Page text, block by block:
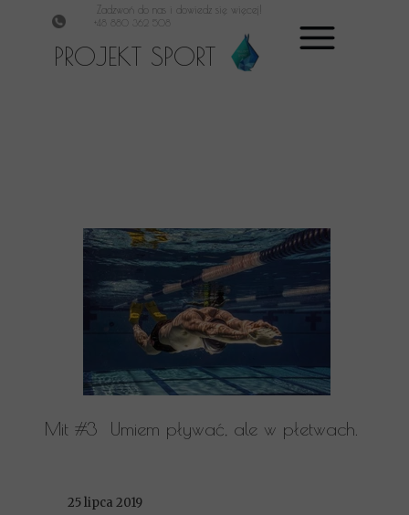
Zadzwoń do nas i dowiedz się więcej!
+48 880 362 508
PROJEKT SPORT
25 lipca 2019
Mit #3 Umiem pływać, ale w płetwach.